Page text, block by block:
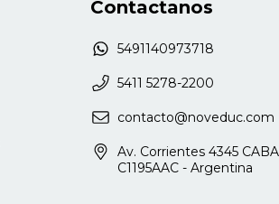
Contactanos
5491140973718
5411 5278-2200
contacto@noveduc.com
Av. Corrientes 4345
C1195AAC - Argentina